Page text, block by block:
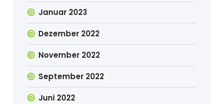
Januar 2023
Dezember 2022
November 2022
September 2022
Juni 2022